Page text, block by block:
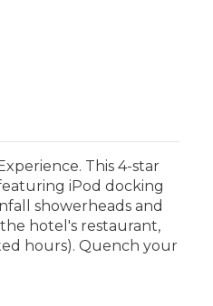
This 4-star
iPod docking
showerheads and
hotel's restaurant,
hours). Quench your